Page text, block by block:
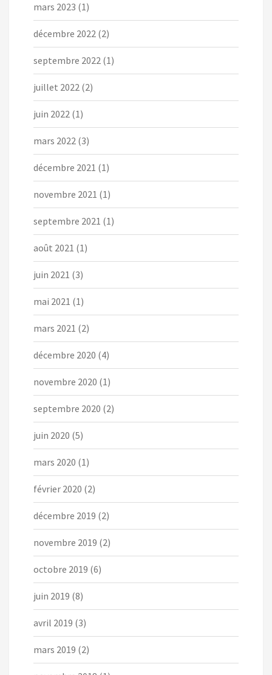
mars 2023 (1)
décembre 2022 (2)
septembre 2022 (1)
juillet 2022 (2)
juin 2022 (1)
mars 2022 (3)
décembre 2021 (1)
novembre 2021 (1)
septembre 2021 (1)
août 2021 (1)
juin 2021 (3)
mai 2021 (1)
mars 2021 (2)
décembre 2020 (4)
novembre 2020 (1)
septembre 2020 (2)
juin 2020 (5)
mars 2020 (1)
février 2020 (2)
décembre 2019 (2)
novembre 2019 (2)
octobre 2019 (6)
juin 2019 (8)
avril 2019 (3)
mars 2019 (2)